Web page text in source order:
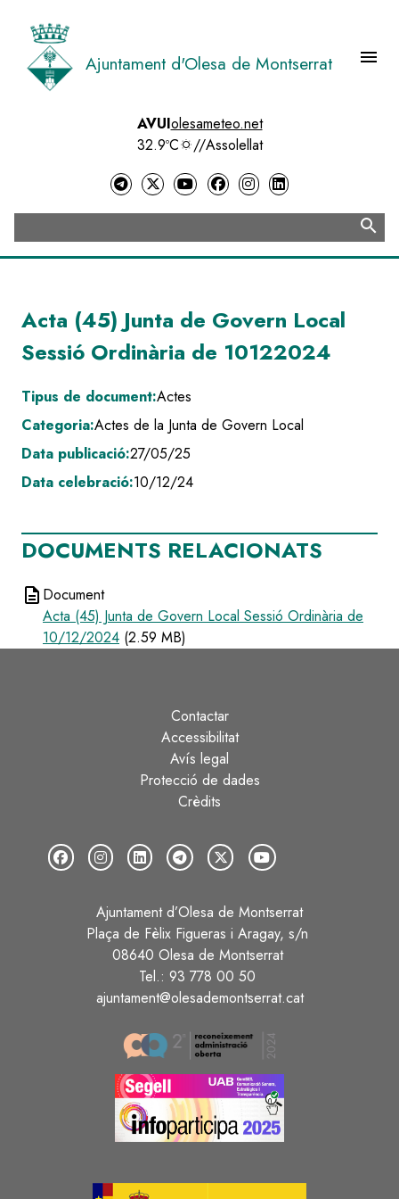
contingut
Ajuntament d'Olesa de Montserrat menu
AVUIolesameteo.net
32.9ºC
//Assolellat
search
Acta (45) Junta de Govern Local
Sessió Ordinària de 10122024
Tipus de document:Actes
Categoria:Actes de la Junta de Govern Local
Data publicació:27/05/25
Data celebració:10/12/24
DOCUMENTS RELACIONATS
description Document
Acta (45) Junta de Govern Local Sessió Ordinària de
10/12/2024 (2.59 MB)
Contactar
Accessibilitat
Avís legal
Protecció de dades
Crèdits
Ajuntament d’Olesa de Montserrat
Plaça de Fèlix Figueras i Aragay, s/n
08640 Olesa de Montserrat
Tel.: 93 778 00 50
ajuntament@olesademontserrat.cat
Image
Image